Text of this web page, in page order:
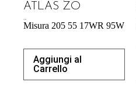
ATLAS ZO
Misura 205 55 17WR 95W
Aggiungi al
Carrello